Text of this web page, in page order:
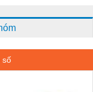
số